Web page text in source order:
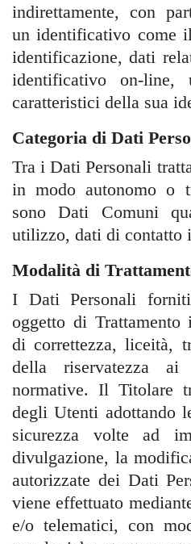
indirettamente, con
un identificativo come
identificazione, dati
identificativo on-
caratteristici della sua
Categoria di Dati
Tra i Dati Personali
in modo autonomo o
sono Dati Comuni
utilizzo, dati di contatto
Modalità di
I Dati Personali
oggetto di
di correttezza, liceità,
della riservatezza
normative. Il Titolare
degli Utenti adottando
sicurezza volte ad
divulgazione, la
autorizzate dei Dati
viene effettuato
e/o telematici, con